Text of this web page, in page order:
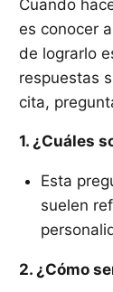
Cuando
es conocer
de lograrlo
respuestas
cita,
1. ¿Cuáles
Esta
suelen
2. ¿Cómo